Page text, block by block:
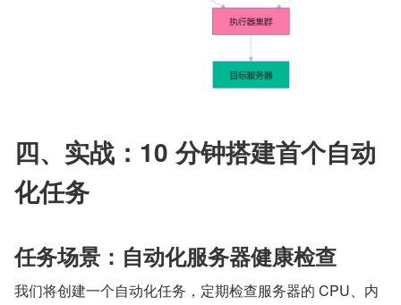
四、实战：10 分钟搭建首个自动
化任务
任务场景：自动化服务器健康检查
我们将创建一个自动化任务，定期检查服务器的 CPU、内